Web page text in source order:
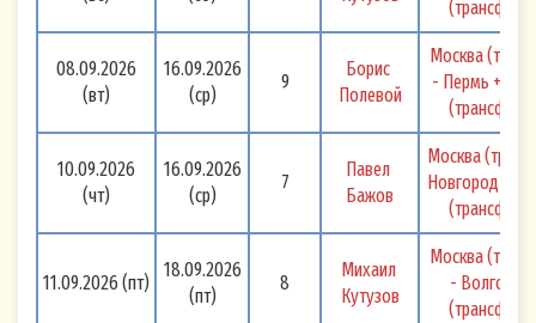
08.09.2026
(вт)
16.09.2026
(ср)
9
Борис
Полевой
Москва
- Пермь +
10.09.2026
(чт)
16.09.2026
(ср)
7
Павел
Бажов
Москва
Новгород -
11.09.2026 (пт)
18.09.2026
(пт)
8
Михаил
Кутузов
Москва
-